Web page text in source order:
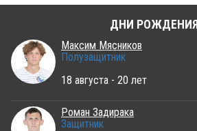
ДНИ РОЖДЕНИЯ
Максим Мясников
Полузащитник
18 августа - 20 лет
Роман Задирака
Защитник